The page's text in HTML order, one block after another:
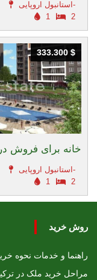
استانبول اروپایی-
2
1
خانه برای فروش
استانبول اروپایی-
2
1
333.300 $
333.300 $
روش خرید
راهنما و خدمات نحوه
مراحل خرید ملک در